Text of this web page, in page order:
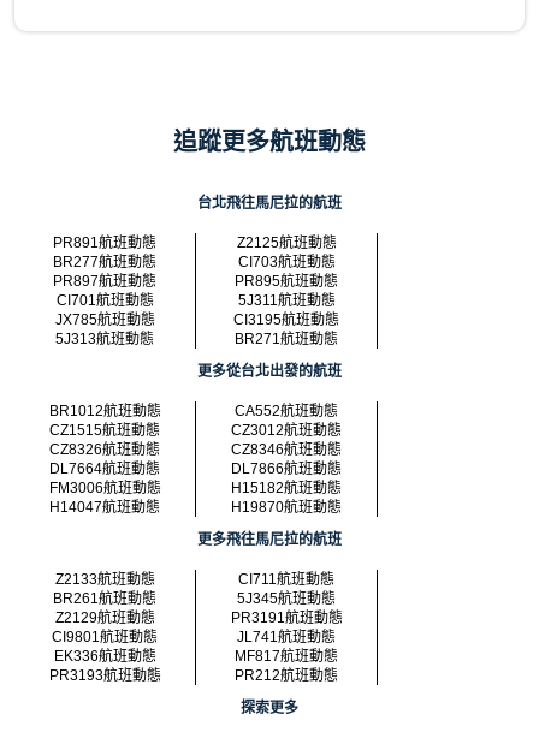
追蹤更多航班動態
台北飛往馬尼拉的航班
PR891航班動態
Z2125航班動態
BR277航班動態
CI703航班動態
PR897航班動態
PR895航班動態
CI701航班動態
5J311航班動態
JX785航班動態
CI3195航班動態
5J313航班動態
BR271航班動態
更多從台北出發的航班
BR1012航班動態
CA552航班動態
CZ1515航班動態
CZ3012航班動態
CZ8326航班動態
CZ8346航班動態
DL7664航班動態
DL7866航班動態
FM3006航班動態
H15182航班動態
H14047航班動態
H19870航班動態
更多飛往馬尼拉的航班
Z2133航班動態
CI711航班動態
BR261航班動態
5J345航班動態
Z2129航班動態
PR3191航班動態
CI9801航班動態
JL741航班動態
EK336航班動態
MF817航班動態
PR3193航班動態
PR212航班動態
探索更多